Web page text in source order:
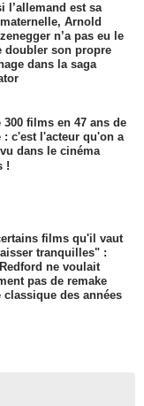
l’allemand est sa
Arnold
n’a pas eu le
doubler son propre
dans la saga
300 films en 47 ans de
: c'est l'acteur qu'on a
dans le cinéma
!
films qu'il vaut
tranquilles" :
ne voulait
pas de remake
classique des années